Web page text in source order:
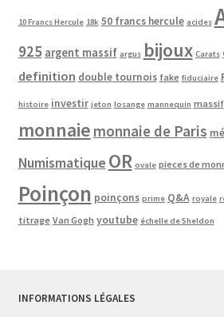
10 Francs Hercule 18k 50 francs hercule acides
925 argent massif argus bijoux Carats
definition double tournois fake fiduciaire
histoire investir jeton losange mannequin massif
monnaie monnaie de Paris
Numismatique OR ovale pieces de
Poinçon poinçons prime Q&A royale
titrage Van Gogh youtube échelle de Sheldon
INFORMATIONS LÉGALES